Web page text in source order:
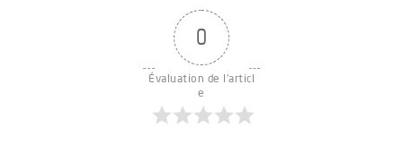
0
Évaluation de l'articl
e